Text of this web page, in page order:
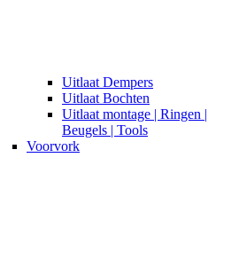
Uitlaat Dempers
Uitlaat Bochten
Uitlaat montage | Ringen |
Beugels | Tools
Voorvork